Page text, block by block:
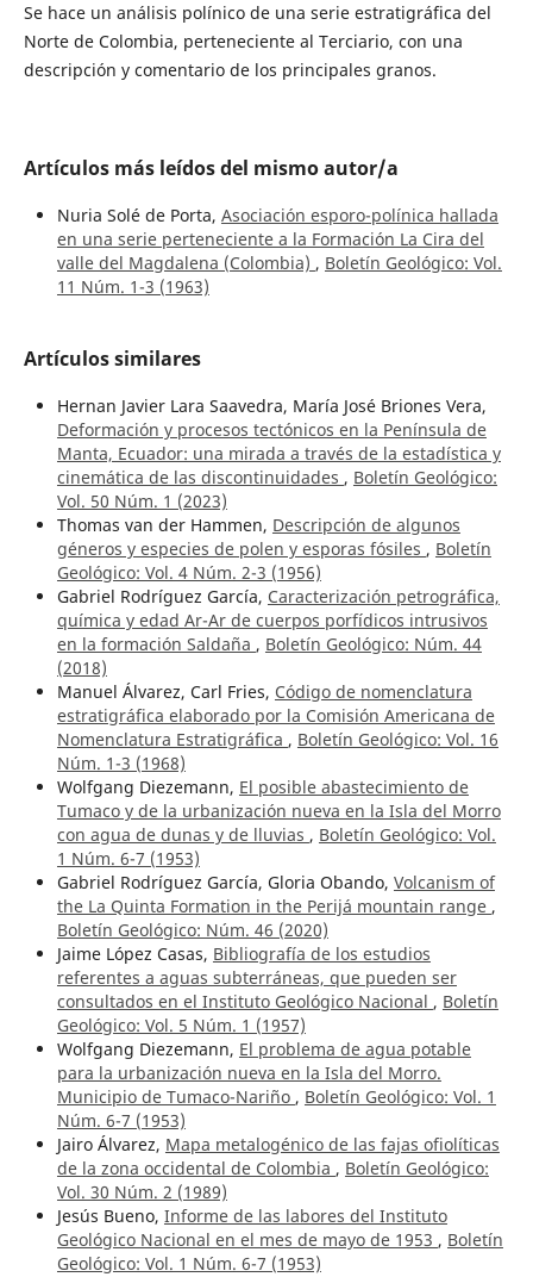
Se hace un análisis polínico de una serie estratigráfica del
Norte de Colombia, perteneciente al Terciario, con una
descripción y comentario de los principales granos.
Artículos más leídos del mismo autor/a
Nuria Solé de Porta, Asociación esporo-polínica hallada
en una serie perteneciente a la Formación La Cira del
valle del Magdalena (Colombia) , Boletín Geológico: Vol.
11 Núm. 1-3 (1963)
Artículos similares
Hernan Javier Lara Saavedra, María José Briones Vera,
Deformación y procesos tectónicos en la Península de
Manta, Ecuador: una mirada a través de la estadística y
cinemática de las discontinuidades , Boletín Geológico:
Vol. 50 Núm. 1 (2023)
Thomas van der Hammen, Descripción de algunos
géneros y especies de polen y esporas fósiles , Boletín
Geológico: Vol. 4 Núm. 2-3 (1956)
Gabriel Rodríguez García, Caracterización petrográfica,
química y edad Ar-Ar de cuerpos porfídicos intrusivos
en la formación Saldaña , Boletín Geológico: Núm. 44
(2018)
Manuel Álvarez, Carl Fries, Código de nomenclatura
estratigráfica elaborado por la Comisión Americana de
Nomenclatura Estratigráfica , Boletín Geológico: Vol. 16
Núm. 1-3 (1968)
Wolfgang Diezemann, El posible abastecimiento de
Tumaco y de la urbanización nueva en la Isla del Morro
con agua de dunas y de lluvias , Boletín Geológico: Vol.
1 Núm. 6-7 (1953)
Gabriel Rodríguez García, Gloria Obando, Volcanism of
the La Quinta Formation in the Perijá mountain range ,
Boletín Geológico: Núm. 46 (2020)
Jaime López Casas, Bibliografía de los estudios
referentes a aguas subterráneas, que pueden ser
consultados en el Instituto Geológico Nacional , Boletín
Geológico: Vol. 5 Núm. 1 (1957)
Wolfgang Diezemann, El problema de agua potable
para la urbanización nueva en la Isla del Morro.
Municipio de Tumaco-Nariño , Boletín Geológico: Vol. 1
Núm. 6-7 (1953)
Jairo Álvarez, Mapa metalogénico de las fajas ofiolíticas
de la zona occidental de Colombia , Boletín Geológico:
Vol. 30 Núm. 2 (1989)
Jesús Bueno, Informe de las labores del Instituto
Geológico Nacional en el mes de mayo de 1953 , Boletín
Geológico: Vol. 1 Núm. 6-7 (1953)